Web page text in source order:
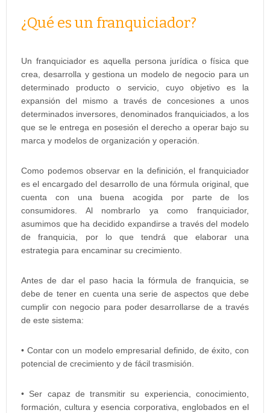
¿Qué es un franquiciador?
Un franquiciador es aquella persona jurídica o física que
crea, desarrolla y gestiona un modelo de negocio para un
determinado producto o servicio, cuyo objetivo es la
expansión del mismo a través de concesiones a unos
determinados inversores, denominados franquiciados, a los
que se le entrega en posesión el derecho a operar bajo su
marca y modelos de organización y operación.
Como podemos observar en la definición, el franquiciador
es el encargado del desarrollo de una fórmula original, que
cuenta con una buena acogida por parte de los
consumidores. Al nombrarlo ya como franquiciador,
asumimos que ha decidido expandirse a través del modelo
de franquicia, por lo que tendrá que elaborar una
estrategia para encaminar su crecimiento.
Antes de dar el paso hacia la fórmula de franquicia, se
debe de tener en cuenta una serie de aspectos que debe
cumplir con negocio para poder desarrollarse de a través
de este sistema:
• Contar con un modelo empresarial definido, de éxito, con
potencial de crecimiento y de fácil trasmisión.
• Ser capaz de transmitir su experiencia, conocimiento,
formación, cultura y esencia corporativa, englobados en el